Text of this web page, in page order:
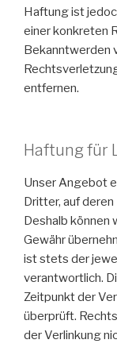
Haftung ist
einer konkreten
Bekanntwerden
entfernen.
Haftung für
Unser Angebot
Dritter, auf
Deshalb können
Gewähr
ist stets der
verantwortlich.
Zeitpunkt der
überprüft.
der Verlinkung